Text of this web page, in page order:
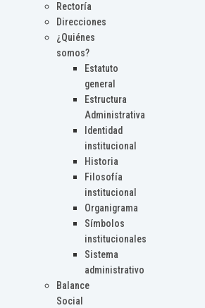
Rectoría
Direcciones
¿Quiénes
somos?
Estatuto
general
Estructura
Administrativa
Identidad
institucional
Historia
Filosofía
institucional
Organigrama
Símbolos
institucionales
Sistema
administrativo
Balance
Social